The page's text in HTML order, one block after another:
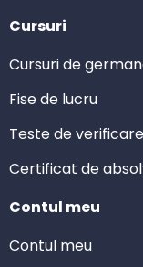
Cursuri
Cursuri de
Fise de lucru
Teste de verificare
Certificat de
Contul meu
Contul meu